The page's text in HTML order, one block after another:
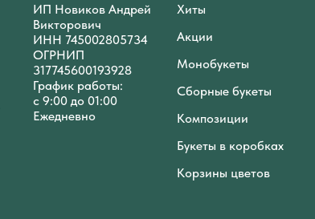
ИП Новиков Андрей
Викторович
ИНН 745002805734
ОГРНИП
317745600193928
График работы:
с 9:00 до 01:00
Ежедневно
Хиты
Акции
Монобукеты
Сборные букеты
Композиции
Букеты в коробках
Корзины цветов